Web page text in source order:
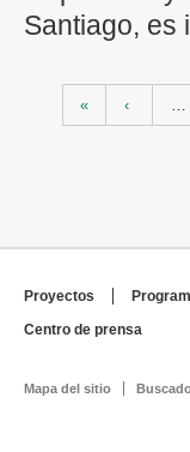
Santiago, es
Páginas
« ‹
Proyectos
Centro de prensa
Mapa del sitio